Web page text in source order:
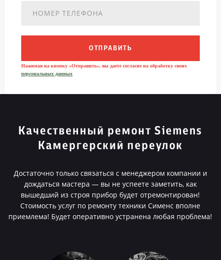
ОТПРАВИТЬ
Нажимая на кнопку «Отправить», вы даете согласие на обработку своих
персональных данных
Качественный ремонт Siemens
Камергерский переулок
Достаточно только связаться с менеджером компании и
дождаться мастера — вы не успеете заметить, как
вышедший из строя прибор будет отремонтирован!
Стоимость услуг по ремонту техники Сименс вполне
приемлема! Будет оперативно устранена любая проблема!